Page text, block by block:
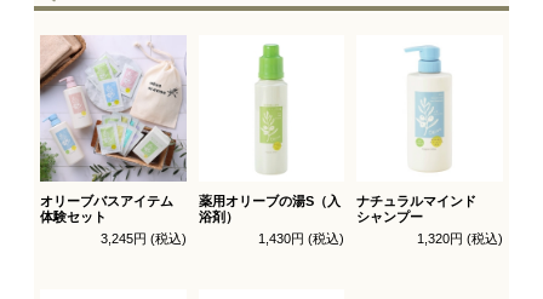
オリーブバスアイテム
体験セット
3,245円 (税込)
薬用オリーブの湯S（入
浴剤）
1,430円 (税込)
ナチュラルマインド
シャンプー
1,320円 (税込)